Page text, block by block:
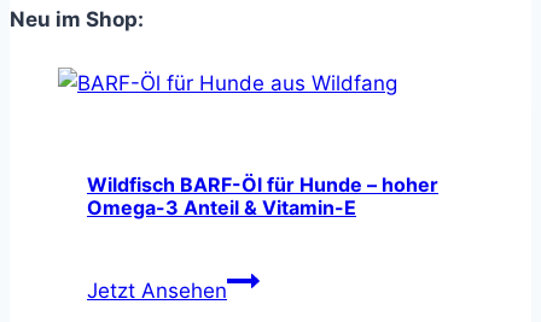
Neu im Shop:
Wildfisch BARF-Öl für Hunde – hoher
Omega-3 Anteil & Vitamin-E
Jetzt AnsehenWildfisch